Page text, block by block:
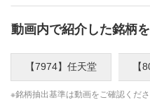
動画内で紹介した銘柄
【7974】任天堂 【
※銘柄抽出基準は動画をご確認くだ